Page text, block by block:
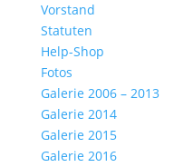
Vorstand
Statuten
Help-Shop
Fotos
Galerie 2006 – 2013
Galerie 2014
Galerie 2015
Galerie 2016